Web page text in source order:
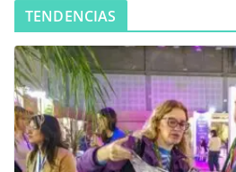
TENDENCIAS